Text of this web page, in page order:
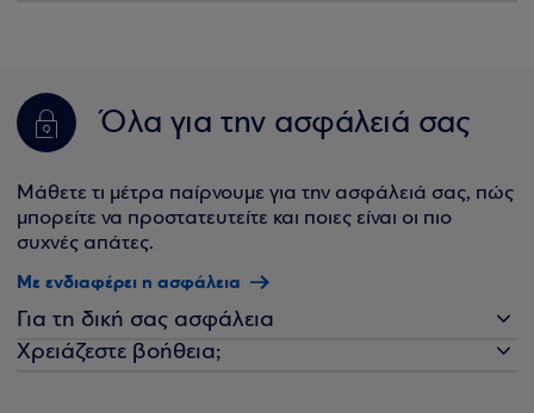
Όλα για την ασφάλειά σας
Μάθετε τι μέτρα παίρνουμε για την ασφάλειά σας, πώς
μπορείτε να προστατευτείτε και ποιες είναι οι πιο
συχνές απάτες.
Με ενδιαφέρει η ασφάλεια
Για τη δική σας ασφάλεια
Χρειάζεστε βοήθεια;